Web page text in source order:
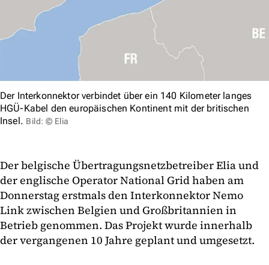
Der Interkonnektor verbindet über ein 140 Kilometer langes
HGÜ-Kabel den europäischen Kontinent mit der britischen
Insel. Bild: © Elia
Der belgische Übertragungsnetzbetreiber Elia und
der englische Operator National Grid haben am
Donnerstag erstmals den Interkonnektor Nemo
Link zwischen Belgien und Großbritannien in
Betrieb genommen. Das Projekt wurde innerhalb
der vergangenen 10 Jahre geplant und umgesetzt.